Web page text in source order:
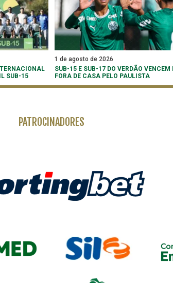
SUB-15
1 de agosto de 2026
SUB-15 E SUB-17 DO VERDÃO VENCEM
FORA DE CASA PELO PAULISTA
PATROCINADORES